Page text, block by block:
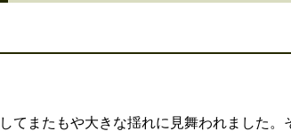
てまたもや大きな揺れに見舞われました。